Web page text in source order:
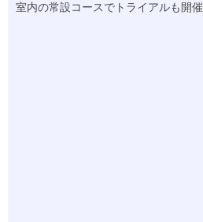
室内の常設コースでトライアルも開催